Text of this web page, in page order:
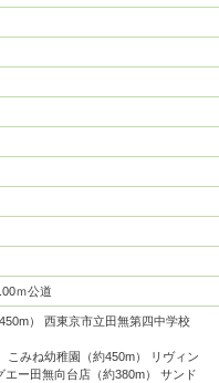
ｍ公道
） 西東京市立田無第四中学校
こみね幼稚園（約450m） リヴィン
エー田無向台店（約380m） サンド